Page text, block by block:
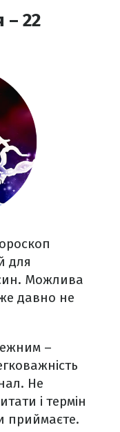
– 22
для
Можлива
давно не
–
Не
і термін
приймаєте.